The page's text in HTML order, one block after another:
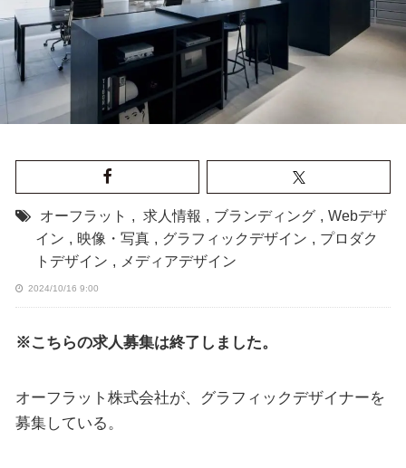
オーフラット , 求人情報 , ブランディング , Webデザ
イン , 映像・写真 , グラフィックデザイン , プロダク
トデザイン , メディアデザイン
2024/10/16 9:00
※こちらの求人募集は終了しました。
オーフラット株式会社が、グラフィックデザイナーを
募集している。